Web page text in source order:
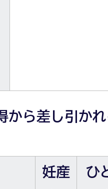
から差し引か
妊産
ひ